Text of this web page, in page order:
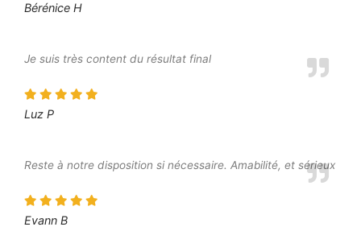
Bérénice H
Je suis très content du résultat final
Luz P
Reste à notre disposition si nécessaire. Amabilité, et sérieux
Evann B